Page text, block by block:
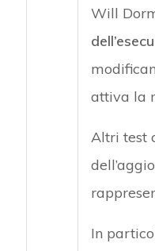
Will
attiva la
Altri test
In